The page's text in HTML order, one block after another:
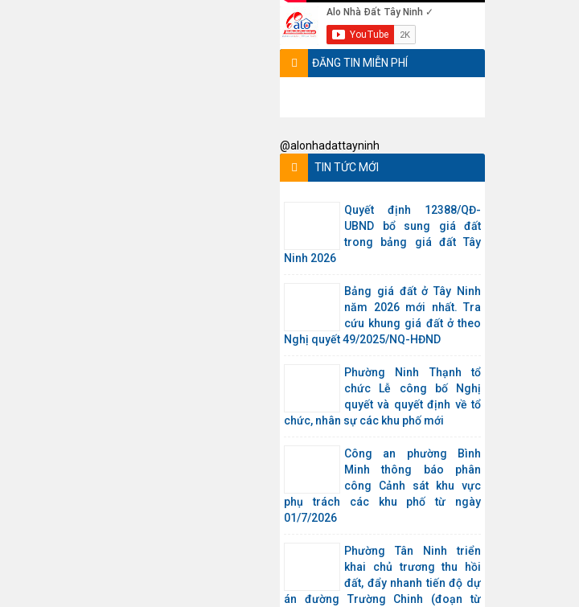
ĐĂNG TIN MIỄN PHÍ
@alonhadattayninh
TIN TỨC MỚI
Quyết định 12388/QĐ-
UBND bổ sung giá đất
trong bảng giá đất Tây
Ninh 2026
Bảng giá đất ở Tây Ninh
năm 2026 mới nhất. Tra
cứu khung giá đất ở theo
Nghị quyết 49/2025/NQ-HĐND
Phường Ninh Thạnh tổ
chức Lễ công bố Nghị
quyết và quyết định về tổ
chức, nhân sự các khu phố mới
Công an phường Bình
Minh thông báo phân
công Cảnh sát khu vực
phụ trách các khu phố từ ngày
01/7/2026
Phường Tân Ninh triển
khai chủ trương thu hồi
đất, đẩy nhanh tiến độ dự
án đường Trường Chinh (đoạn từ